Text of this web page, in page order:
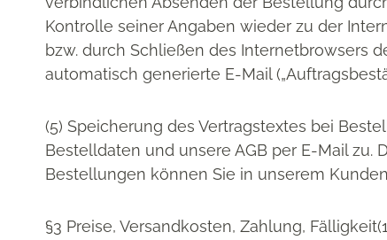
Kontrolle seiner Angaben wieder zu der
bzw. durch Schließen des Internetbrowsers
automatisch generierte E-Mail
(5) Speicherung des Vertragstextes bei
Bestelldaten und unsere AGB per E-Mail
Bestellungen können Sie in unserem
§3 Preise, Versandkosten, Zahlung,